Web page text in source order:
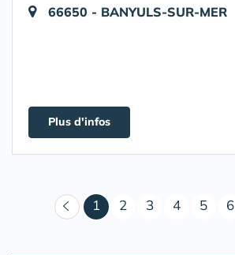
66650 - BANYULS-SUR-MER
Plus d'infos
1 (courant)
2 3 4 5 6